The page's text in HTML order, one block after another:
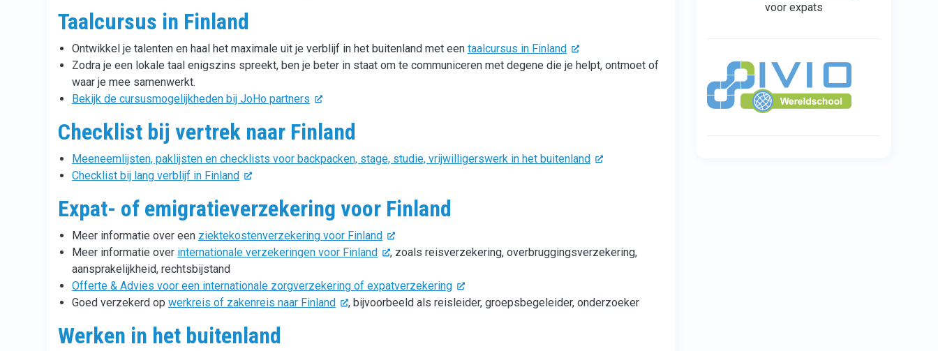
Taalcursus in Finland
Ontwikkel je talenten en haal het maximale uit je verblijf in het buitenland met een taalcursus in Finland
Zodra je een lokale taal enigszins spreekt, ben je beter in staat om te communiceren met degene die je helpt, ontmoet of
waar je mee samenwerkt.
Bekijk de cursusmogelijkheden bij JoHo partners
Checklist bij vertrek naar Finland
Meeneemlijsten, paklijsten en checklists voor backpacken, stage, studie, vrijwilligerswerk in het buitenland
Checklist bij lang verblijf in Finland
Expat- of emigratieverzekering voor Finland
Meer informatie over een ziektekostenverzekering voor Finland
Meer informatie over internationale verzekeringen voor Finland
, zoals reisverzekering, overbruggingsverzekering,
aansprakelijkheid, rechtsbijstand
Offerte & Advies voor een internationale zorgverzekering of expatverzekering
Goed verzekerd op werkreis of zakenreis naar Finland , bijvoorbeeld als reisleider, groepsbegeleider, onderzoeker
Werken in het buitenland
voor expats